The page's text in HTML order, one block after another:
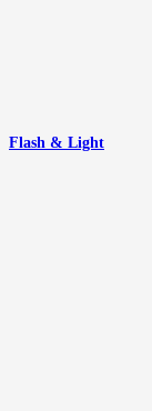
Flash & Light